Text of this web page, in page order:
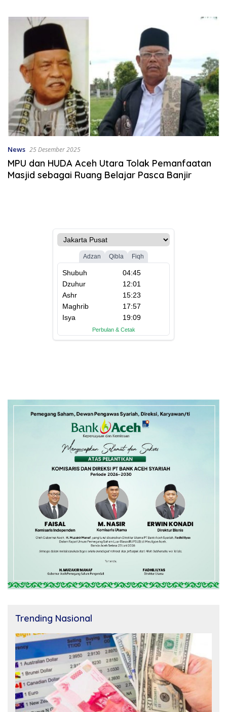
News 25 Desember 2025
MPU dan HUDA Aceh Utara Tolak Pemanfaatan
Masjid sebagai Ruang Belajar Pasca Banjir
Trending Nasional